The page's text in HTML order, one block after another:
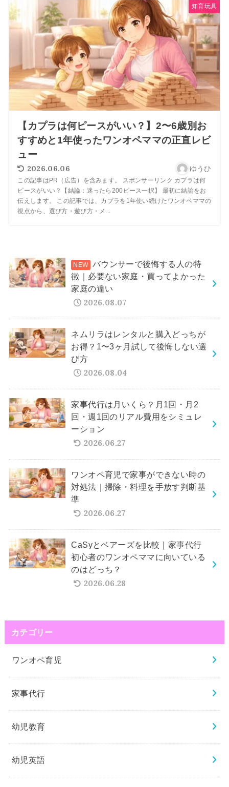
知育玩具
【カプラは何ピースがいい？】2〜6歳別お
すすめと1年使ったワンオペママの正直レビ
ュー
2026.06.06 ゆうひ
この記事はPR（広告）を含みます。 スポンサーリンク カプラは何
ピースがいい？【結論：迷ったら200ピース一択】 最初に結論をお
伝えします。 この記事では、カプラを1年使い続けたワンオペママの
視点から、選び方・遊び方・メ...
バウンサーで後悔する人の特
徴｜必要ない家庭・買ってよかった
家庭の違い
2026.08.07
ネムリラはレンタルと購入どっちが
お得？1〜3ヶ月試して後悔しない選
び方
2026.08.04
家事代行は月いくら？月1回・月2
回・週1回のリアル費用をシミュレ
ーション
2026.06.27
ワンオペ育児で家事ができない時の
対処法｜掃除・料理を手放す判断基
準
2026.06.27
CaSyとベアーズを比較｜家事代行
初心者のワンオペママに向いている
のはどっち？
2026.06.28
カテゴリー
ワンオペ育児
家事代行
幼児教育
幼児英語